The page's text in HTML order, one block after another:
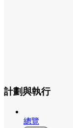
計劃與執行
總覽